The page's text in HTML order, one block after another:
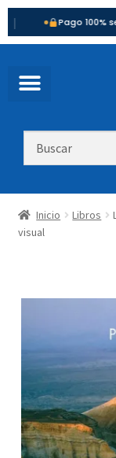
Pago 100% seguro
Inicio Libros
visual